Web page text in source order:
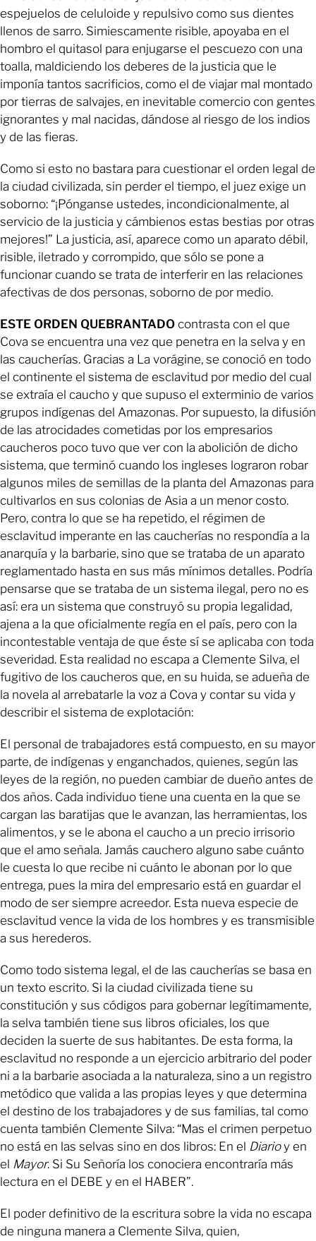
espejuelos de celuloide y repulsivo como sus dientes
llenos de sarro. Simiescamente risible, apoyaba en el
hombro el quitasol para enjugarse el pescuezo con una
toalla, maldiciendo los deberes de la justicia que le
imponía tantos sacrificios, como el de viajar mal montado
por tierras de salvajes, en inevitable comercio con gentes
ignorantes y mal nacidas, dándose al riesgo de los indios
y de las fieras.
Como si esto no bastara para cuestionar el orden legal de
la ciudad civilizada, sin perder el tiempo, el juez exige un
soborno: “¡Pónganse ustedes, incondicionalmente, al
servicio de la justicia y cámbienos estas bestias por otras
mejores!” La justicia, así, aparece como un aparato débil,
risible, iletrado y corrompido, que sólo se pone a
funcionar cuando se trata de interferir en las relaciones
afectivas de dos personas, soborno de por medio.
ESTE ORDEN QUEBRANTADO contrasta con el que
Cova se encuentra una vez que penetra en la selva y en
las caucherías. Gracias a La vorágine, se conoció en todo
el continente el sistema de esclavitud por medio del cual
se extraía el caucho y que supuso el exterminio de varios
grupos indígenas del Amazonas. Por supuesto, la difusión
de las atrocidades cometidas por los empresarios
caucheros poco tuvo que ver con la abolición de dicho
sistema, que terminó cuando los ingleses lograron robar
algunos miles de semillas de la planta del Amazonas para
cultivarlos en sus colonias de Asia a un menor costo.
Pero, contra lo que se ha repetido, el régimen de
esclavitud imperante en las caucherías no respondía a la
anarquía y la barbarie, sino que se trataba de un aparato
reglamentado hasta en sus más mínimos detalles. Podría
pensarse que se trataba de un sistema ilegal, pero no es
así: era un sistema que construyó su propia legalidad,
ajena a la que oficialmente regía en el país, pero con la
incontestable ventaja de que éste sí se aplicaba con toda
severidad. Esta realidad no escapa a Clemente Silva, el
fugitivo de los caucheros que, en su huida, se adueña de
la novela al arrebatarle la voz a Cova y contar su vida y
describir el sistema de explotación:
El personal de trabajadores está compuesto, en su mayor
parte, de indígenas y enganchados, quienes, según las
leyes de la región, no pueden cambiar de dueño antes de
dos años. Cada individuo tiene una cuenta en la que se
cargan las baratijas que le avanzan, las herramientas, los
alimentos, y se le abona el caucho a un precio irrisorio
que el amo señala. Jamás cauchero alguno sabe cuánto
le cuesta lo que recibe ni cuánto le abonan por lo que
entrega, pues la mira del empresario está en guardar el
modo de ser siempre acreedor. Esta nueva especie de
esclavitud vence la vida de los hombres y es transmisible
a sus herederos.
Como todo sistema legal, el de las caucherías se basa en
un texto escrito. Si la ciudad civilizada tiene su
constitución y sus códigos para gobernar legítimamente,
la selva también tiene sus libros oficiales, los que
deciden la suerte de sus habitantes. De esta forma, la
esclavitud no responde a un ejercicio arbitrario del poder
ni a la barbarie asociada a la naturaleza, sino a un registro
metódico que valida a las propias leyes y que determina
el destino de los trabajadores y de sus familias, tal como
cuenta también Clemente Silva: “Mas el crimen perpetuo
no está en las selvas sino en dos libros: En el Diarioy en
el Mayor. Si Su Señoría los conociera encontraría más
lectura en el DEBE y en el HABER”.
El poder definitivo de la escritura sobre la vida no escapa
de ninguna manera a Clemente Silva, quien,